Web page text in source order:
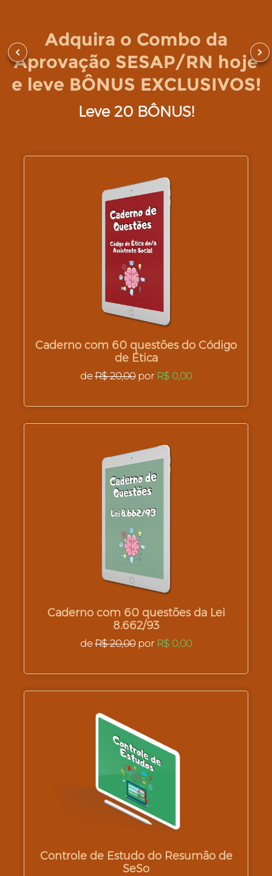
Adquira o Combo da
Aprovação SESAP/RN hoje
e leve BÔNUS EXCLUSIVOS!
Leve 20 BÔNUS!
Caderno com 60 questões do Código
de Ética
deR$ 20,00por R$ 0,00
Caderno com 60 questões da Lei
8.662/93
deR$ 20,00por R$ 0,00
Controle de Estudo do Resumão de
SeSo